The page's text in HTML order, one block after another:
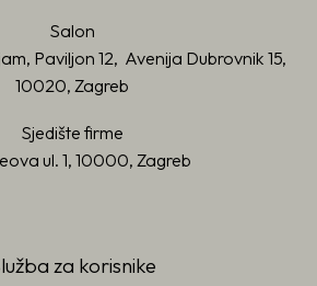
Salon
Paviljon 12, Avenija Dubrovnik 15,
10020, Zagreb
Sjedište firme
ul. 1, 10000, Zagreb
za korisnike